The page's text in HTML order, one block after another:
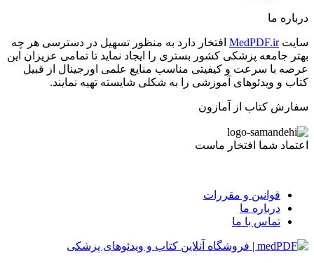
درباره ما
سایتMedPDF.ir افتخار دارد به منظور تسهیل در دسترسی هر چه
بهتر جامعه پزشکی کشور بستری را ایجاد نماید تا تمامی عزیزان این
عرصه با سرعت و کیفیتی مناسب منایع علمی اورجینال از قبیل
کتاب و ویدئوهای آموزشی را به شکلی شایسته تهیه نمایند.
سفارش کتاب از آمازون
اعتماد شما افتخار ماست
قوانین و مقررات
درباره ما
تماس با ما